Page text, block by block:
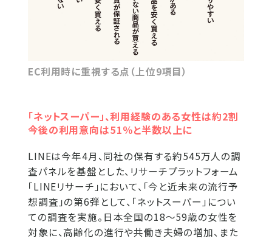
EC利用時に重視する点（上位9項目）
「ネットスーパー」、利用経験のある女性は約2割
今後の利用意向は51％と半数以上に
LINEは今年4月、同社の保有する約545万人の調
査パネルを基盤とした、リサーチプラットフォーム
「LINEリサーチ」において、「今と近未来の流行予
想調査」の第6弾として、「ネットスーパー」につい
ての調査を実施。日本全国の18〜59歳の女性を
対象に、高齢化の進行や共働き夫婦の増加、また